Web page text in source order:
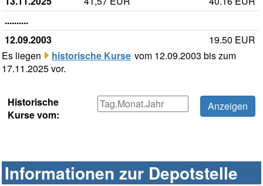
..........
12.09.2003
19.50 EUR
Es liegen
historische Kurse vom 12.09.2003 bis zum
17.11.2025 vor.
Historische
Kurse vom:
Informationen zur Depotstelle